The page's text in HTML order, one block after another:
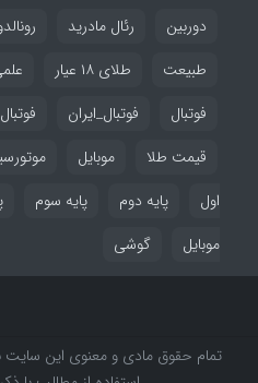
دوربین
رئال مادرید
طبیعت
طلای ۱۸ عیار
فوتبال
فوتبال_ایران
قیمت طلا
موبایل
اول
پایه دوم پایه سوم
موبایل
گوشی
تمام حقوق مادی و معنوی این